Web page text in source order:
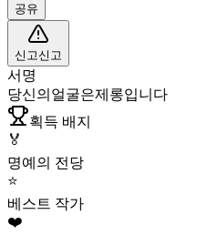
공유
신고신고
서명
당신의얼굴은제롱입니다
획득 배지
🏅
명예의 전당
⭐
베스트 작가
❤️